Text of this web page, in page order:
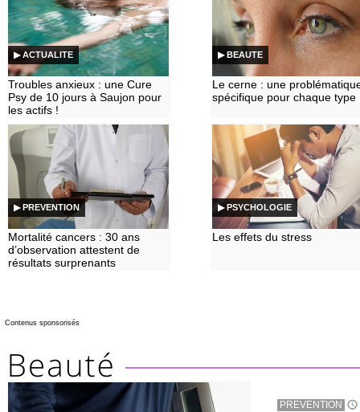
▶ ACTUALITE
Troubles anxieux : une Cure
Psy de 10 jours à Saujon pour
les actifs !
▶ BEAUTE
Le cerne : une
spécifique pour chaque type
▶ PREVENTION
Mortalité cancers : 30 ans
d’observation attestent de
résultats surprenants
▶ PSYCHOLOGIE
Les effets du stress
Contenus sponsorisés
PREVENTION